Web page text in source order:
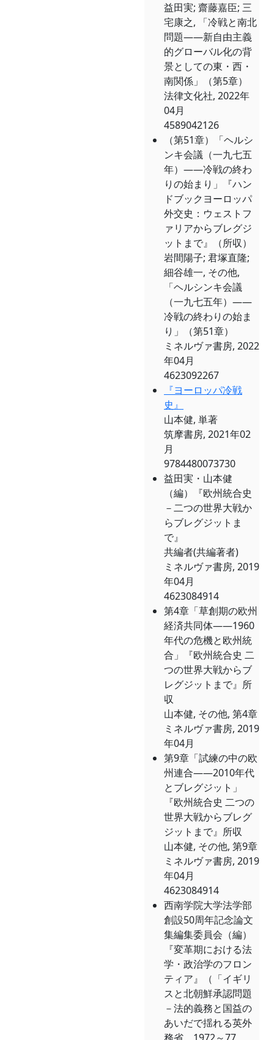
益田実; 齋藤嘉臣; 三
宅康之, 「冷戦と南北
問題――新自由主義
的グローバル化の背
景としての東・西・
南関係」（第5章）
法律文化社, 2022年
04月
4589042126
（第51章）「ヘルシ
ンキ会議（一九七五
年）――冷戦の終わ
りの始まり」『ハン
ドブックヨーロッパ
外交史：ウェストフ
ァリアからブレグジ
ットまで』（所収）
岩間陽子; 君塚直隆;
細谷雄一, その他,
「ヘルシンキ会議
（一九七五年）――
冷戦の終わりの始ま
り」（第51章）
ミネルヴァ書房, 2022
年04月
4623092267
『ヨーロッパ冷戦
史』
山本健, 単著
筑摩書房, 2021年02
月
9784480073730
益田実・山本健
（編）『欧州統合史
－二つの世界大戦か
らブレグジットま
で』
共編者(共編著者)
ミネルヴァ書房, 2019
年04月
4623084914
第4章「草創期の欧州
経済共同体――1960
年代の危機と欧州統
合」『欧州統合史 二
つの世界大戦からブ
レグジットまで』所
収
山本健, その他, 第4章
ミネルヴァ書房, 2019
年04月
第9章「試練の中の欧
州連合――2010年代
とブレグジット」
『欧州統合史 二つの
世界大戦からブレグ
ジットまで』所収
山本健, その他, 第9章
ミネルヴァ書房, 2019
年04月
4623084914
西南学院大学法学部
創設50周年記念論文
集編集委員会（編）
『変革期における法
学・政治学のフロン
ティア』（「イギリ
スと北朝鮮承認問題
－法的義務と国益の
あいだで揺れる英外